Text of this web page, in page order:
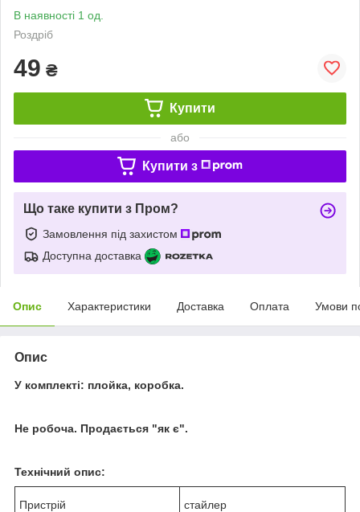
В наявності 1 од.
Роздріб
49 ₴
Купити
або
Купити з
Що таке купити з Пром?
Замовлення під захистом
Доступна доставка
Опис Характеристики Доставка Оплата Умови
Опис
У комплекті: плойка, коробка.
Не робоча. Продається "як є".
Технічний опис:
Пристрій стайлер